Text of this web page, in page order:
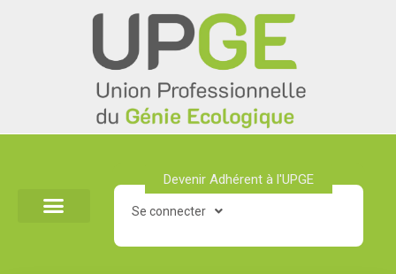
Devenir Adhérent à l'UPGE​
Se connecter